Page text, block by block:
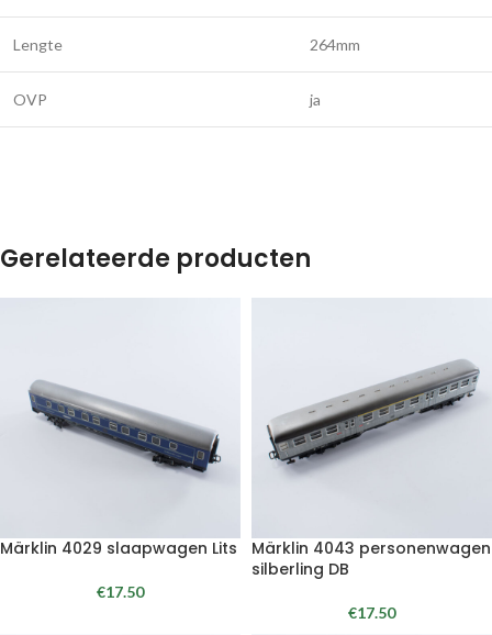
Lengte 264mm
OVP ja
Gerelateerde producten
Märklin 4029 slaapwagen Lits
€17.50
Märklin 4043 personenwagen
silberling DB
€17.50